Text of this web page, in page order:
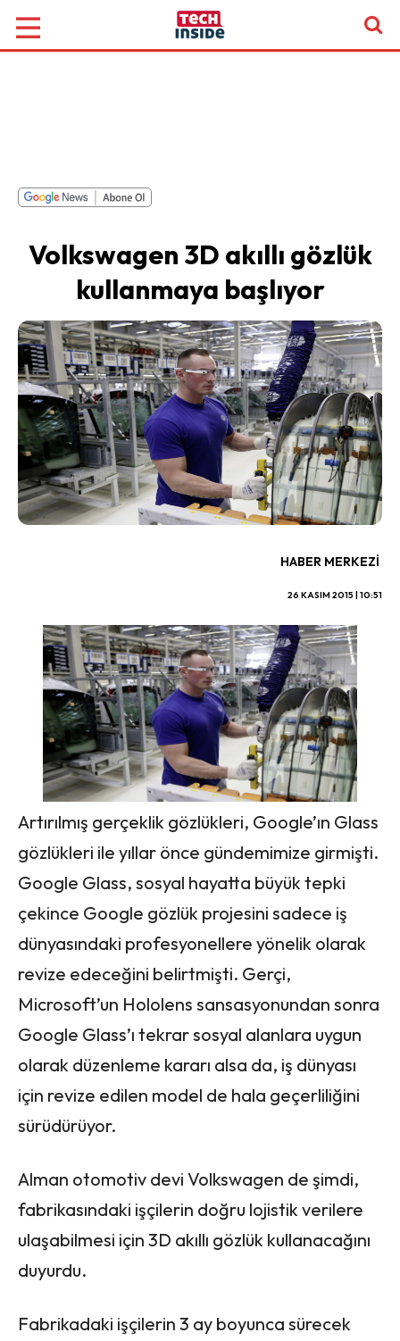
Volkswagen 3D akıllı gözlük
kullanmaya başlıyor
HABER MERKEZI
26 KASIM 2015 | 10:51
Artırılmış gerçeklik gözlükleri, Google’ın Glass
gözlükleri ile yıllar önce gündemimize girmişti.
Google Glass, sosyal hayatta büyük tepki
çekince Google gözlük projesini sadece iş
dünyasındaki profesyonellere yönelik olarak
revize edeceğini belirtmişti. Gerçi,
Microsoft’un Hololens sansasyonundan sonra
Google Glass’ı tekrar sosyal alanlara uygun
olarak düzenleme kararı alsa da, iş dünyası
için revize edilen model de hala geçerliliğini
sürüdürüyor.
Alman otomotiv devi Volkswagen de şimdi,
fabrikasındaki işçilerin doğru lojistik verilere
ulaşabilmesi için 3D akıllı gözlük kullanacağını
duyurdu.
Fabrikadaki işçilerin 3 ay boyunca sürecek